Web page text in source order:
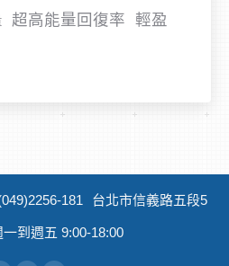
超高能量回復率 輕盈
181 台北市信義路五段5
一到週五 9:00-18:00